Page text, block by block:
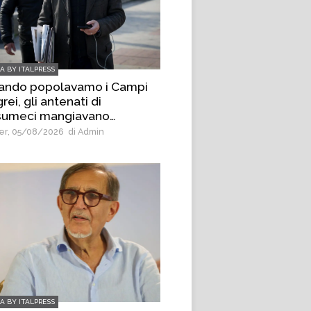
BY ITALPRESS
popolavamo i Campi
gli antenati di
mangiavano
è bufera sul deputato
05/08/2026 di Admin
BY ITALPRESS